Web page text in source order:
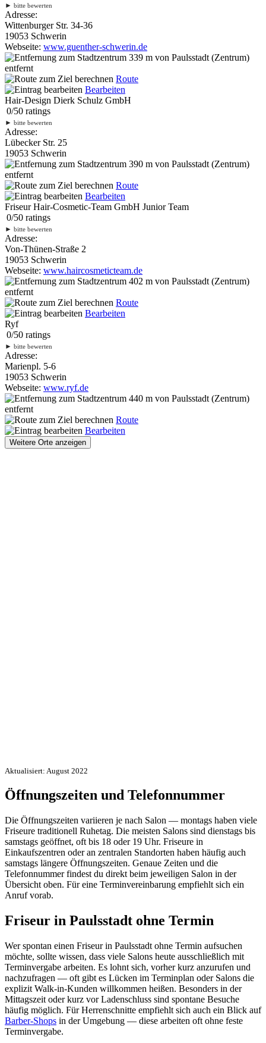
► bitte bewerten
Adresse:
Wittenburger Str. 34-36
19053 Schwerin
Webseite: www.guenther-schwerin.de
339 m von Paulsstadt (Zentrum)
entfernt
Route
Bearbeiten
Hair-Design Dierk Schulz GmbH
0/50 ratings
► bitte bewerten
Adresse:
Lübecker Str. 25
19053 Schwerin
390 m von Paulsstadt (Zentrum)
entfernt
Route
Bearbeiten
Friseur Hair-Cosmetic-Team GmbH Junior Team
0/50 ratings
► bitte bewerten
Adresse:
Von-Thünen-Straße 2
19053 Schwerin
Webseite: www.haircosmeticteam.de
402 m von Paulsstadt (Zentrum)
entfernt
Route
Bearbeiten
Ryf
0/50 ratings
► bitte bewerten
Adresse:
Marienpl. 5-6
19053 Schwerin
Webseite: www.ryf.de
440 m von Paulsstadt (Zentrum)
entfernt
Route
Bearbeiten
Weitere Orte anzeigen
Aktualisiert: August 2022
Öffnungszeiten und Telefonnummer
Die Öffnungszeiten variieren je nach Salon — montags haben viele
Friseure traditionell Ruhetag. Die meisten Salons sind dienstags bis
samstags geöffnet, oft bis 18 oder 19 Uhr. Friseure in
Einkaufszentren oder an zentralen Standorten haben häufig auch
samstags längere Öffnungszeiten. Genaue Zeiten und die
Telefonnummer findest du direkt beim jeweiligen Salon in der
Übersicht oben. Für eine Terminvereinbarung empfiehlt sich ein
Anruf vorab.
Friseur in Paulsstadt ohne Termin
Wer spontan einen Friseur in Paulsstadt ohne Termin aufsuchen
möchte, sollte wissen, dass viele Salons heute ausschließlich mit
Terminvergabe arbeiten. Es lohnt sich, vorher kurz anzurufen und
nachzufragen — oft gibt es Lücken im Terminplan oder Salons die
explizit Walk-in-Kunden willkommen heißen. Besonders in der
Mittagszeit oder kurz vor Ladenschluss sind spontane Besuche
häufig möglich. Für Herrenschnitte empfiehlt sich auch ein Blick auf
Barber-Shops in der Umgebung — diese arbeiten oft ohne feste
Terminvergabe.